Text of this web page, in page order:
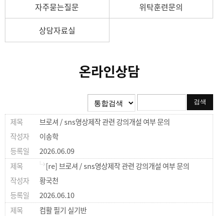
자주묻는질문 위탁훈련문의
상담자료실
온라인상담
브로셔 / sns영상제작 관련 강의개설 여부 문의
이송학
2026.06.09
[re] 브로셔 / sns영상제작 관련 강의개설 여부 문의
황국천
2026.06.10
컴활 필기 실기반